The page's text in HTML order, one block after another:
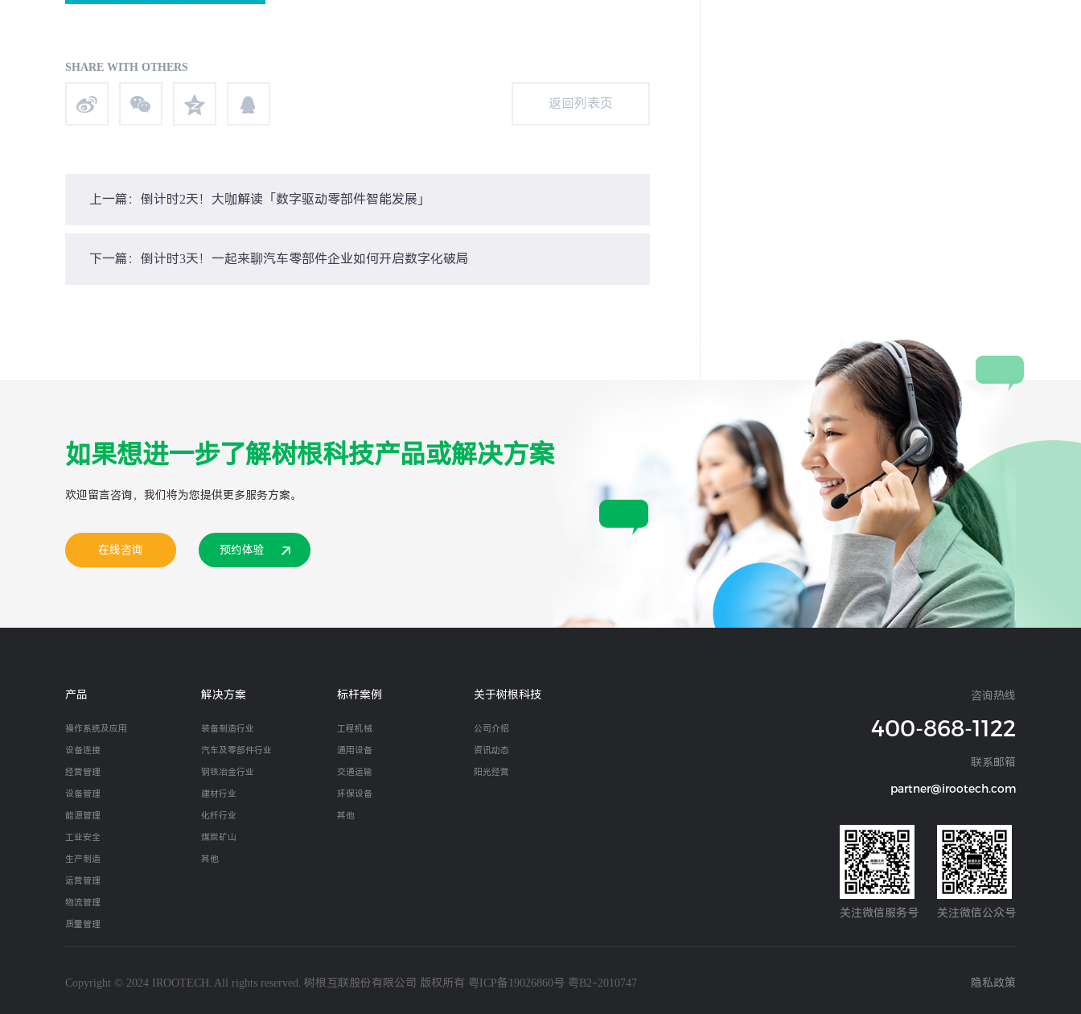
SHARE WITH OTHERS
返回列表页
上一篇：倒计时2天！大咖解读「数字驱动零部件智能发展」
下一篇：倒计时3天！一起来聊汽车零部件企业如何开启数字化破局
如果想进一步了解树根科技产品或解决方案
欢迎留言咨询，我们将为您提供更多服务方案。
在线咨询 预约体验
产品
操作系统及应用
设备连接
经营管理
设备管理
能源管理
工业安全
生产制造
运营管理
物流管理
质量管理
解决方案
装备制造行业
汽车及零部件行业
钢铁冶金行业
建材行业
化纤行业
煤炭矿山
其他
标杆案例
工程机械
通用设备
交通运输
环保设备
其他
关于树根科技
公司介绍
资讯动态
阳光经营
咨询热线
400-868-1122
联系邮箱
partner@irootech.com
关注微信服务号 关注微信公众号
Copyright © 2024 IROOTECH. All rights reserved. 树根互联股份有限公司 版权所有 粤ICP备19026860号粤B2-2010747 隐私政策